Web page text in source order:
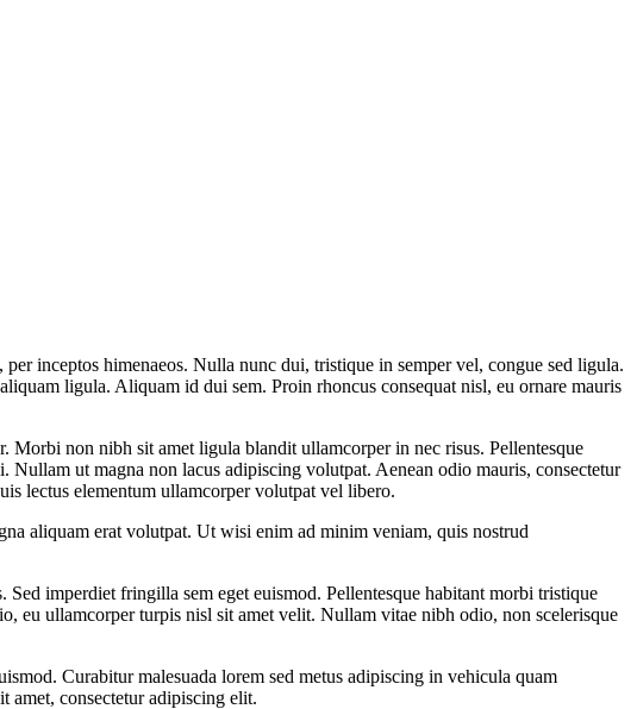
inceptos himenaeos. Nulla nunc dui, tristique in semper vel, congue sed ligula.
ligula. Aliquam id dui sem. Proin rhoncus consequat nisl, eu ornare mauris
Morbi non nibh sit amet ligula blandit ullamcorper in nec risus. Pellentesque
ut magna non lacus adipiscing volutpat. Aenean odio mauris, consectetur
lectus elementum ullamcorper volutpat vel libero.
aliquam erat volutpat. Ut wisi enim ad minim veniam, quis nostrud
imperdiet fringilla sem eget euismod. Pellentesque habitant morbi tristique
eu ullamcorper turpis nisl sit amet velit. Nullam vitae nibh odio, non scelerisque
Curabitur malesuada lorem sed metus adipiscing in vehicula quam
amet, consectetur adipiscing elit.